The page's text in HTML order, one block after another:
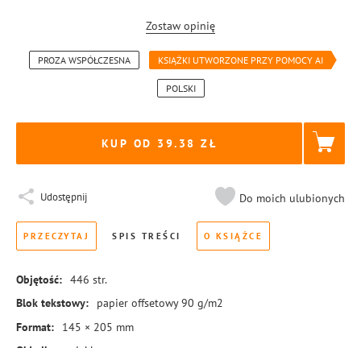
Zostaw opinię
PROZA WSPÓŁCZESNA KSIĄŻKI UTWORZONE PRZY POMOCY AI
POLSKI
KUP OD 39.38
Udostępnij Do moich ulubionych
PRZECZYTAJ SPIS TREŚCI O KSIĄŻCE
Objętość: 446 str.
Blok tekstowy:
papier offsetowy 90 g/m2
Format:
145 × 205 mm